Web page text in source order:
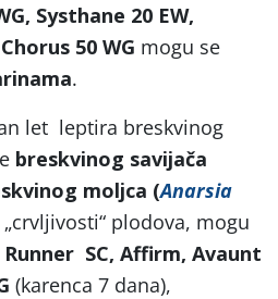
Systhane 20 EW,
50 WG mogu se
.
let leptira breskvinog
breskvinog savijača
moljca (Anarsia
plodova, mogu
Runner SC, Affirm, Avaunt
(karenca 7 dana),